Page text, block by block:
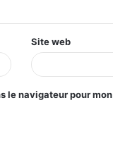
Site web
le navigateur pour